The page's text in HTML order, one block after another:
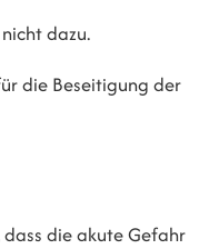
dazu.
die Beseitigung der
die akute Gefahr